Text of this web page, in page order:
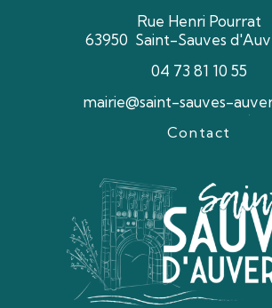
Rue Henri Pourrat
63950 Saint-Sauves
04 73 81 10 55
mairie@saint-sauves-
Contact